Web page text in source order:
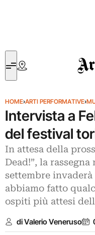
HOME›ARTI PERFORMATIVE›
Intervista a
del festival
In attesa della
Dead!”, la
settembre
abbiamo fatto
ospiti più attesi
di Valerio Veneruso